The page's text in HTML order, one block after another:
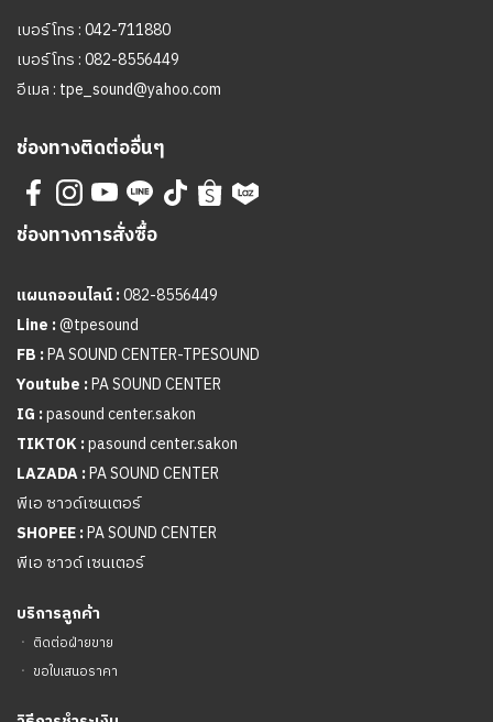
เบอร์โทร :042-711880
เบอร์โทร :082-8556449
อีเมล : tpe_sound@yahoo.com
ช่องทางติดต่ออื่นๆ
ช่องทางการสั่งซื้อ
แผนกออนไลน์ :082-8556449
Line :@tpesound
FB :PA SOUND CENTER-TPESOUND
Youtube :PA SOUND CENTER
IG :pasound center.sakon
TIKTOK :pasound center.sakon
LAZADA :PA SOUND CENTER
พีเอ ซาวด์เซนเตอร์
SHOPEE :PA SOUND CENTER
พีเอ ซาวด์ เซนเตอร์
บริการลูกค้า
ㆍ ติดต่อฝ่ายขาย
ㆍ ขอใบเสนอราคา